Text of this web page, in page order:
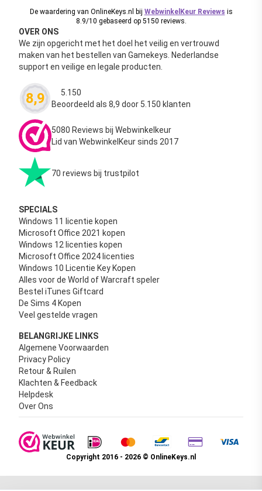
De waardering van OnlineKeys.nl bij WebwinkelKeur Reviews is
8.9/10 gebaseerd op 5150 reviews.
OVER ONS
We zijn opgericht met het doel het veilig en vertrouwd
maken van het bestellen van Gamekeys. Nederlandse
support en veilige en legale producten.
8,9 Waardering
5.150
Beoordeeld als 8,9 door 5.150 klanten
5080 Reviews bij Webwinkelkeur
Lid van WebwinkelKeur sinds 2017
70 reviews bij trustpilot
SPECIALS
Windows 11 licentie kopen
Microsoft Office 2021 kopen
Windows 12 licenties kopen
Microsoft Office 2024 licenties
Windows 10 Licentie Key Kopen
Alles voor de World of Warcraft speler
Bestel iTunes Giftcard
De Sims 4 Kopen
Veel gestelde vragen
BELANGRIJKE LINKS
Algemene Voorwaarden
Privacy Policy
Retour & Ruilen
Klachten & Feedback
Helpdesk
Over Ons
Copyright 2016 - 2026 © OnlineKeys.nl